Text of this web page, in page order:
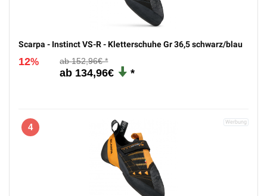
Scarpa - Instinct VS-R - Kletterschuhe Gr 36,5 schwarz/blau
12% 152,96€
134,96€
4